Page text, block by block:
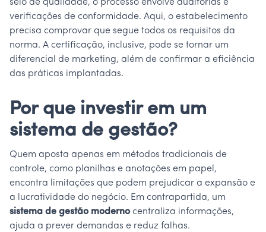
selo de qualidade, o processo envolve auditorias e
verificações de conformidade. Aqui, o estabelecimento
precisa comprovar que segue todos os requisitos da
norma. A certificação, inclusive, pode se tornar um
diferencial de marketing, além de confirmar a eficiência
das práticas implantadas.
Por que investir em um
sistema de gestão?
Quem aposta apenas em métodos tradicionais de
controle, como planilhas e anotações em papel,
encontra limitações que podem prejudicar a expansão e
a lucratividade do negócio. Em contrapartida, um
sistema de gestão moderno centraliza informações,
ajuda a prever demandas e reduz falhas.